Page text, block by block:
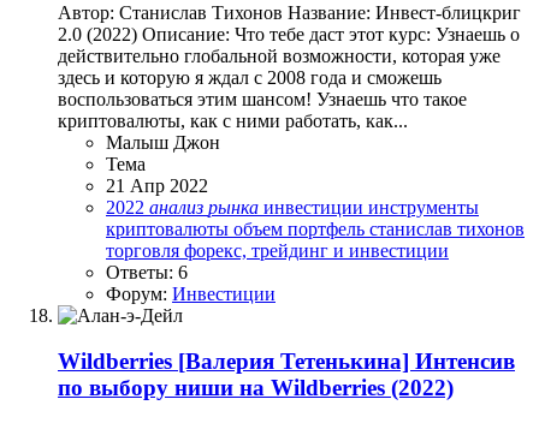
Автор: Станислав Тихонов Название: Инвест-блицкриг
2.0 (2022) Описание: Что тебе даст этот курс: Узнаешь о
действительно глобальной возможности, которая уже
здесь и которую я ждал с 2008 года и сможешь
воспользоваться этим шансом! Узнаешь что такое
криптовалюты, как с ними работать, как...
Малыш Джон
Тема
21 Апр 2022
2022 анализ рынка инвестиции инструменты
криптовалюты объем портфель станислав тихонов
торговля форекс, трейдинг и инвестиции
Ответы: 6
Форум: Инвестиции
Wildberries [Валерия Тетенькина] Интенсив
по выбору ниши на Wildberries (2022)